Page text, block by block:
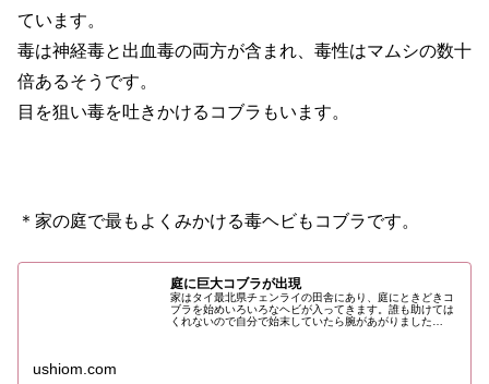
ています。
毒は神経毒と出血毒の両方が含まれ、毒性はマムシの数十
倍あるそうです。
目を狙い毒を吐きかけるコブラもいます。
＊家の庭で最もよくみかける毒ヘビもコブラです。
庭に巨大コブラが出現
家はタイ最北県チェンライの田舎にあり、庭にときどきコ
ブラを始めいろいろなヘビが入ってきます。誰も助けては
くれないので自分で始末していたら腕があがりました
ushiom.com